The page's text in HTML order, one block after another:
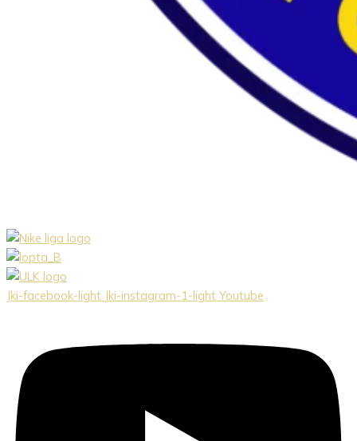
Jki-facebook-light Jki-instagram-1-light Youtube